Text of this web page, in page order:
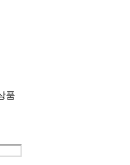
품